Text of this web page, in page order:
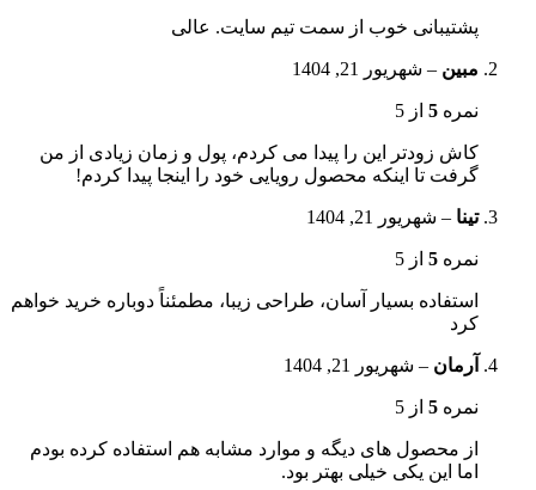
پشتیبانی خوب از سمت تیم سایت. عالی
مبین – شهریور 21, 1404
نمره 5 از 5
کاش زودتر این را پیدا می کردم، پول و زمان زیادی از من
گرفت تا اینکه محصول رویایی خود را اینجا پیدا کردم!
تینا – شهریور 21, 1404
نمره 5 از 5
استفاده بسیار آسان، طراحی زیبا، مطمئناً دوباره خرید خواهم
کرد
آرمان – شهریور 21, 1404
نمره 5 از 5
از محصول های دیگه و موارد مشابه هم استفاده کرده بودم
اما این یکی خیلی بهتر بود.